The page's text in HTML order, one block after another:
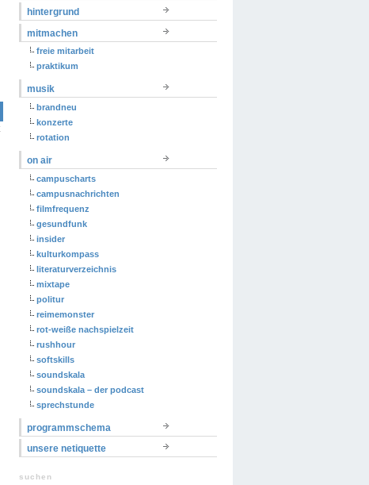
hintergrund
mitmachen
freie mitarbeit
praktikum
musik
brandneu
konzerte
rotation
on air
campuscharts
campusnachrichten
filmfrequenz
gesundfunk
insider
kulturkompass
literaturverzeichnis
mixtape
politur
reimemonster
rot-weiße nachspielzeit
rushhour
softskills
soundskala
soundskala – der podcast
sprechstunde
programmschema
unsere netiquette
suchen